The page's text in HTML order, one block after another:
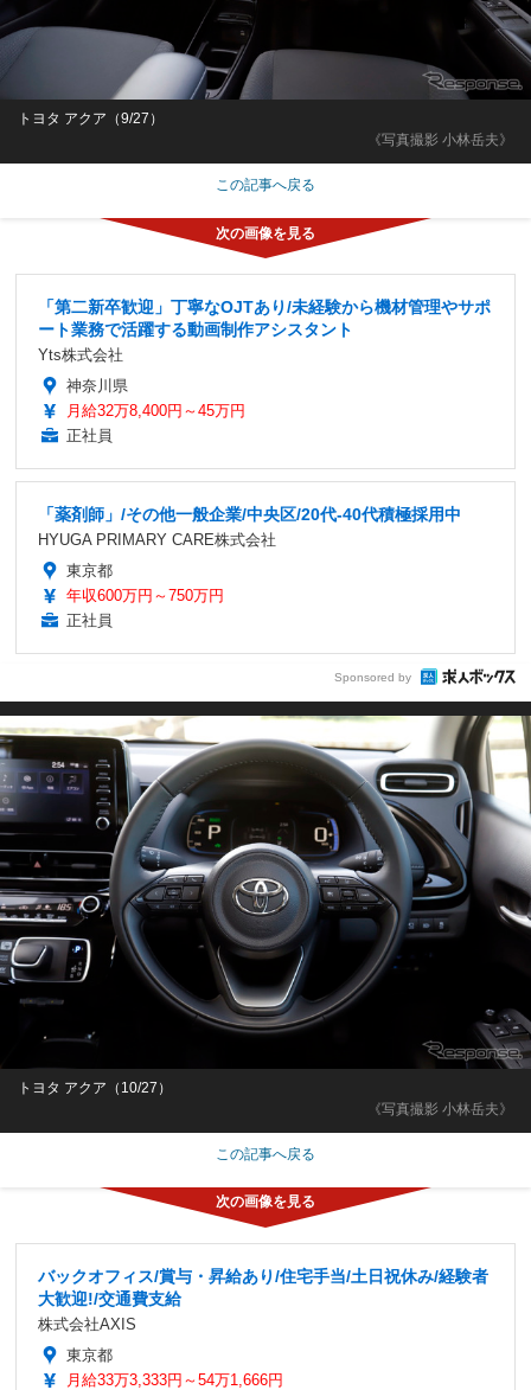
《写真撮影 小林岳夫》
トヨタ アクア（9/27）
この記事へ戻る
「第二新卒歓迎」丁寧なOJTあり/未経験から機材管理やサポ
ート業務で活躍する動画制作アシスタント
Yts株式会社
神奈川県
月給32万8,400円～45万円
正社員
「薬剤師」/その他一般企業/中央区/20代-40代積極採用中
HYUGA PRIMARY CARE株式会社
東京都
年収600万円～750万円
正社員
Sponsored by
《写真撮影 小林岳夫》
トヨタ アクア（10/27）
この記事へ戻る
バックオフィス/賞与・昇給あり/住宅手当/土日祝休み/経験者
大歓迎!/交通費支給
株式会社AXIS
東京都
月給33万3,333円～54万1,666円